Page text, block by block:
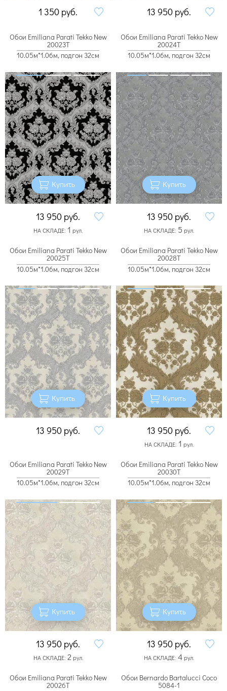
1 350 руб. 13 950 руб.
Обои Emiliana Parati Tekko New
20023T
10.05м*1.06м, подгон 32см
Купить
13 950 руб.
НА СКЛАДЕ: 1 рул.
Обои Emiliana Parati Tekko New
20024T
10.05м*1.06м, подгон 32см
Купить
13 950 руб.
НА СКЛАДЕ: 5 рул.
Обои Emiliana Parati Tekko New
20025T
10.05м*1.06м, подгон 32см
Купить
13 950 руб.
Обои Emiliana Parati Tekko New
20028T
10.05м*1.06м, подгон 32см
Купить
13 950 руб.
НА СКЛАДЕ: 1 рул.
Обои Emiliana Parati Tekko New
20029T
10.05м*1.06м, подгон 32см
Купить
13 950 руб.
НА СКЛАДЕ: 2рул.
Обои Emiliana Parati Tekko New
20030T
10.05м*1.06м, подгон 32см
Купить
13 950 руб.
НА СКЛАДЕ: 4рул.
Обои Emiliana Parati Tekko New
20026T
Обои Bernardo Bartalucci Coco
5084-1